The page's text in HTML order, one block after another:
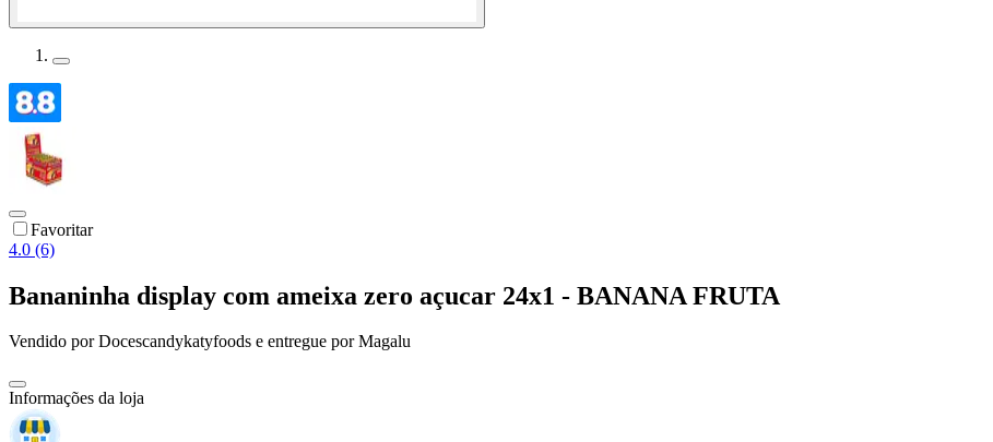
Favoritar
4.0 (6)
Bananinha display com ameixa zero açucar 24x1 - BANANA FRUTA
Vendido porDocescandykatyfoods e entregue por Magalu
Informações da loja